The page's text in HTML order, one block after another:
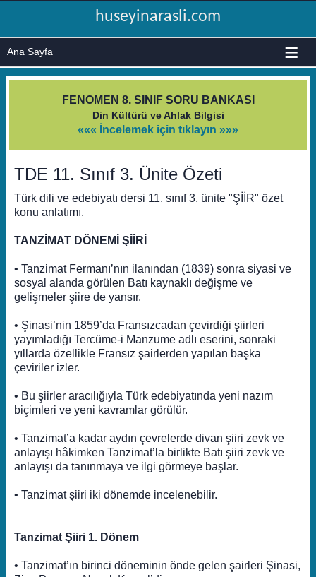
huseyinarasli.com
≡
FENOMEN 8. SINIF SORU BANKASI
Din Kültürü ve Ahlak Bilgisi
««« İncelemek için tıklayın »»»
TDE 11. Sınıf 3. Ünite Özeti
Türk dili ve edebiyatı dersi 11. sınıf 3. ünite "ŞİİR" özet
konu anlatımı.
TANZİMAT DÖNEMİ ŞİİRİ
• Tanzimat Fermanı’nın ilanından (1839) sonra siyasi ve
sosyal alanda görülen Batı kaynaklı değişme ve
gelişmeler şiire de yansır.
• Şinasi’nin 1859’da Fransızcadan çevirdiği şiirleri
yayımladığı Tercüme-i Manzume adlı eserini, sonraki
yıllarda özellikle Fransız şairlerden yapılan başka
çeviriler izler.
• Bu şiirler aracılığıyla Türk edebiyatında yeni nazım
biçimleri ve yeni kavramlar görülür.
• Tanzimat’a kadar aydın çevrelerde divan şiiri zevk ve
anlayışı hâkimken Tanzimat’la birlikte Batı şiiri zevk ve
anlayışı da tanınmaya ve ilgi görmeye başlar.
• Tanzimat şiiri iki dönemde incelenebilir.
Tanzimat Şiiri 1. Dönem
• Tanzimat’ın birinci döneminin önde gelen şairleri Şinasi,